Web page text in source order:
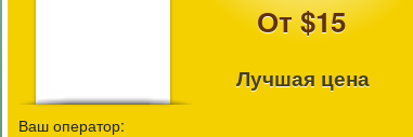
От $15
Лучшая цена
Ваш оператор: